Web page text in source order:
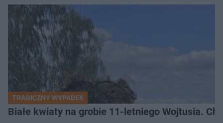
TRAGICZNY WYPADEK
Białe kwiaty na grobie 11-letniego Wojtusia.